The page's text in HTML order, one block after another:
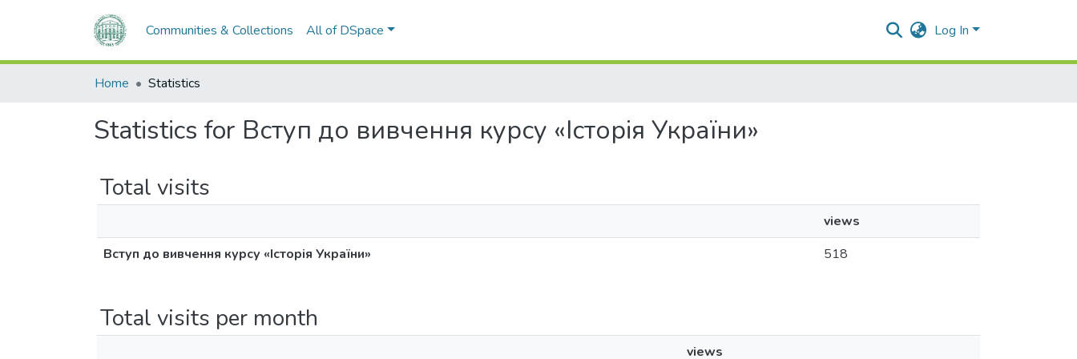
Communities & Collections All of DSpace Log In
Home Statistics
Statistics for Вступ до вивчення курсу «Історія України»
Total visits
views
Вступ до вивчення курсу «Історія України»
518
Total visits per month
views